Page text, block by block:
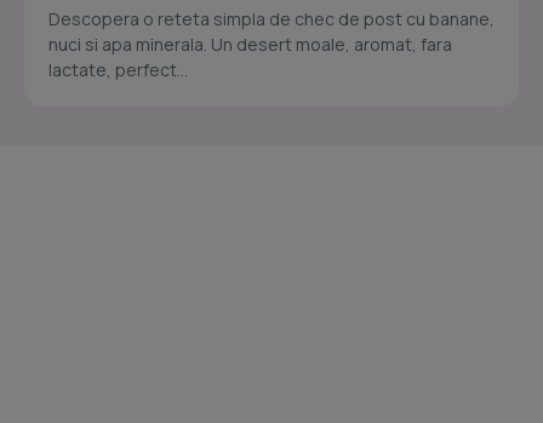
Descopera o reteta simpla de chec de post cu banane,
nuci si apa minerala. Un desert moale, aromat, fara
lactate, perfect...